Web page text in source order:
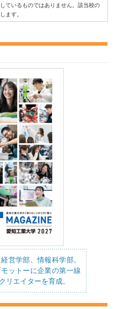
ているものではありません。該当校の
ます。
営学部、情報科学部。
ットーに企業の第一線
リエイターを育成。